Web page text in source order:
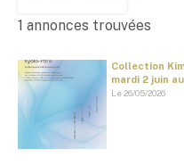
1 annonces trouvées
Collection
mardi 2 juin
Le 26/05/2026